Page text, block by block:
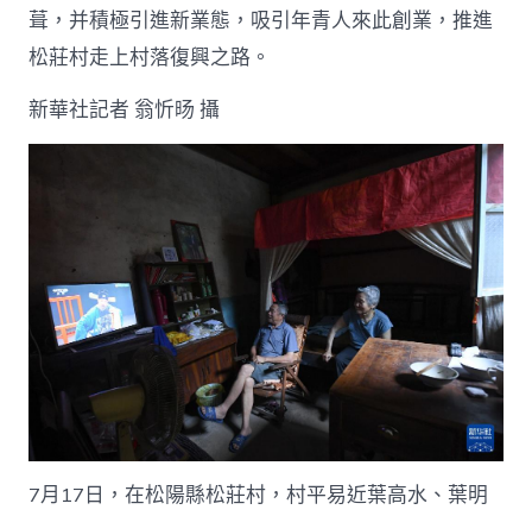
葺，并積極引進新業態，吸引年青人來此創業，推進
松莊村走上村落復興之路。
新華社記者 翁忻旸 攝
7月17日，在松陽縣松莊村，村平易近葉高水、葉明